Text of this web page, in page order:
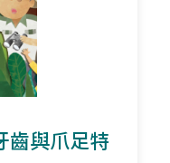
齒與爪足特